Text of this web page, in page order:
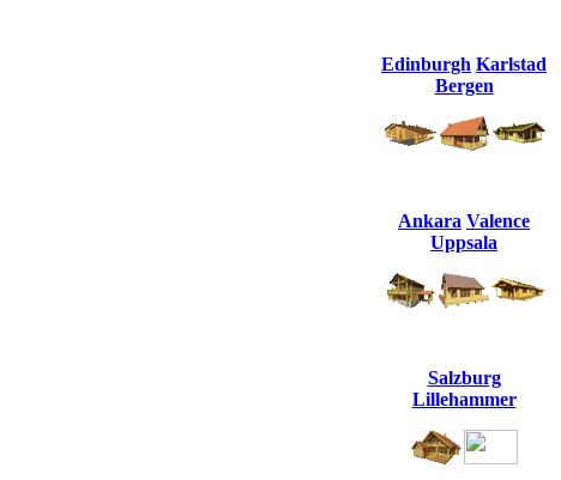
Edinburgh Karlstad
Bergen
Ankara Valence
Uppsala
Salzburg
Lillehammer